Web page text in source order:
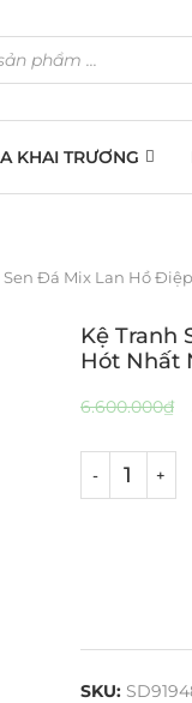
KHAI TRƯƠNG
Sen Đá Mix Lan Hồ
Kệ Tranh
Hót Nhất
6.600.000₫
SKU: